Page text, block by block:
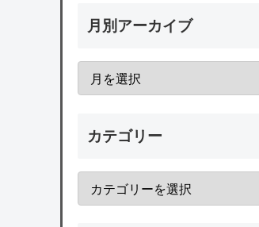
月別アーカイブ
カテゴリー